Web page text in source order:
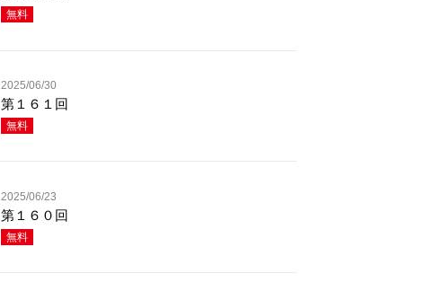
無料
2025/06/30
第１６１回
無料
2025/06/23
第１６０回
無料